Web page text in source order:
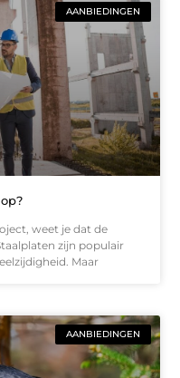
AANBIEDINGEN
weet je dat de
zijn populair
Maar
AANBIEDINGEN